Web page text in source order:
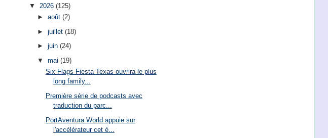
▼ 2026(125)
► août (2)
► juillet (18)
► juin (24)
▼ mai (19)
Six Flags Fiesta Texas ouvrira le plus
long family...
Première série de podcasts avec
traduction du parc...
PortAventura World appuie sur
l'accélérateur cet é...